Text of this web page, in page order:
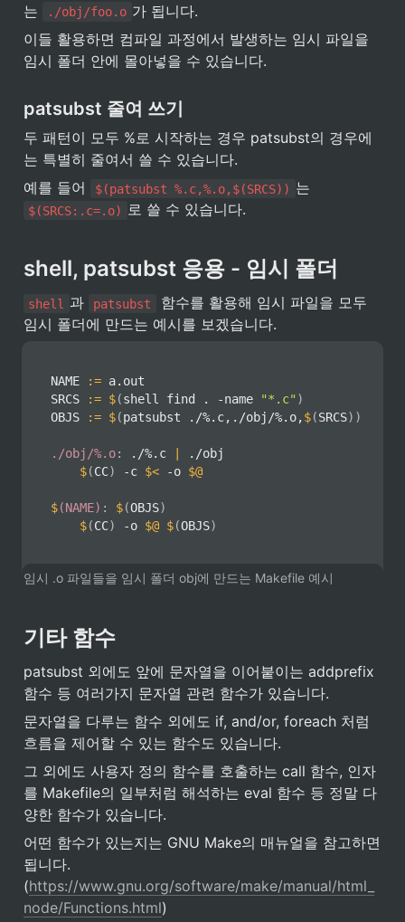
는 ./obj/foo.o 가 됩니다.
이들 활용하면 컴파일 과정에서 발생하는 임시 파일을
임시 폴더 안에 몰아넣을 수 있습니다.
patsubst 줄여 쓰기
두 패턴이 모두 %로 시작하는 경우 patsubst의 경우에
는 특별히 줄여서 쓸 수 있습니다.
예를 들어
$(patsubst %.c,%.o,$(SRCS))
$(SRCS:.c=.o) 로 쓸 수 있습니다.
shell, patsubst 응용 - 임시 폴더
shell 과 patsubst
함수를 활용해 임시 파일을 모두
임시 폴더에 만드는 예시를 보겠습니다.
NAME := a.out
SRCS
:= $(shell find . -name "*.c" )
OBJS
:= $(patsubst ./%.c,./obj/%.o,$(SRCS) )
./obj/%.o: ./%.c
./obj
$(CC) -c $< -o $@
$(NAME) : $(OBJS)
$(CC) -o $@ $(OBJS)
임시 .o 파일들을 임시 폴더 obj에 만드는 Makefile 예시
기타 함수
patsubst 외에도 앞에 문자열을 이어붙이는 addprefix
함수 등 여러가지 문자열 관련 함수가 있습니다.
문자열을 다루는 함수 외에도 if, and/or, foreach 처럼
흐름을 제어할 수 있는 함수도 있습니다.
그 외에도 사용자 정의 함수를 호출하는 call 함수, 인자
를 Makefile의 일부처럼 해석하는 eval 함수 등 정말 다
양한 함수가 있습니다.
어떤 함수가 있는지는 GNU Make의 매뉴얼을 참고하면
됩니다.
(https://www.gnu.org/software/make/manual/html_
node/Functions.html)